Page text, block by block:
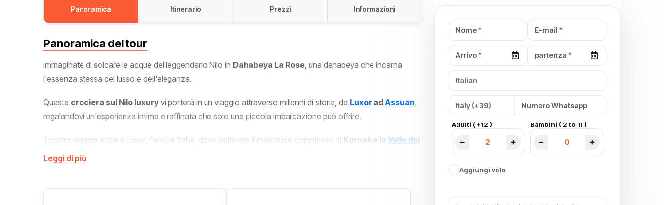
Panoramica Itinerario Prezzi Informazioni
Panoramica del tour
Immaginate di solcare le acque del leggendario Nilo in Dahabeya La Rose , una dahabeya che incarna
l'essenza stessa del lusso e dell'eleganza.
Questa crociera sul Nilo luxury vi porterà in un viaggio attraverso millenni di storia, da Luxor ad Assuan
regalandovi un'esperienza intima e raffinata che solo una piccola imbarcazione può offrire.
Il vostro viaggio inizia a Luxor, l'antica Tebe, dove visiterete il maestoso complesso di Karnak e la Valle dei
Re
. Qui, circondati da templi millenari e tombe regali, inizierete a percepire la grandezza dell'antico Egitto.
mozzafiato, con palmeti che si stagliano contro il cielo azzurro e villaggi nubiani che punteggiano le rive.
Leggi di più
Adulti ( +12 ) Bambini ( 2 to 11 )
Aggiungi volo